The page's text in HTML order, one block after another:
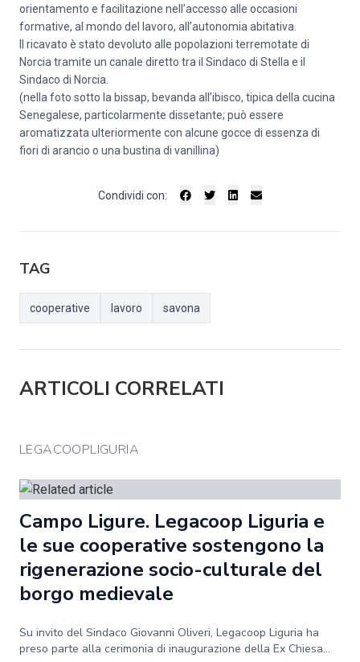
orientamento e facilitazione nell’accesso alle occasioni
formative, al mondo del lavoro, all’autonomia abitativa.
Il ricavato è stato devoluto alle popolazioni terremotate di
Norcia tramite un canale diretto tra il Sindaco di Stella e il
Sindaco di Norcia.
(nella foto sotto la bissap, bevanda all’ibisco, tipica della cucina
Senegalese, particolarmente dissetante; può essere
aromatizzata ulteriormente con alcune gocce di essenza di
fiori di arancio o una bustina di vanillina)
Condividi con:
TAG
cooperative lavoro savona
ARTICOLI CORRELATI
LEGACOOPLIGURIA
Campo Ligure. Legacoop Liguria e
le sue cooperative sostengono la
rigenerazione socio-culturale del
borgo medievale
Su invito del Sindaco Giovanni Oliveri, Legacoop Liguria ha
preso parte alla cerimonia di inaugurazione della Ex Chiesa...